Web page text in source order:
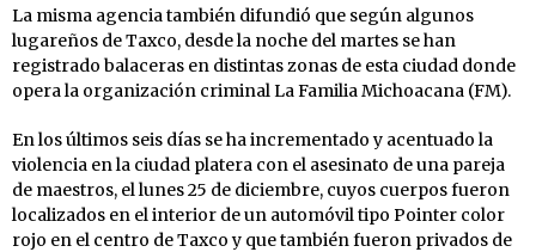
La misma agencia también difundió que según algunos
lugareños de Taxco, desde la noche del martes se han
registrado balaceras en distintas zonas de esta ciudad donde
opera la organización criminal La Familia Michoacana (FM).
En los últimos seis días se ha incrementado y acentuado la
violencia en la ciudad platera con el asesinato de una pareja
de maestros, el lunes 25 de diciembre, cuyos cuerpos fueron
localizados en el interior de un automóvil tipo Pointer color
rojo en el centro de Taxco y que también fueron privados de